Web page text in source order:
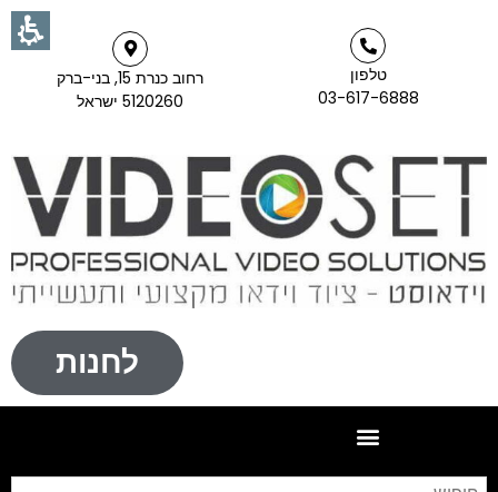
טלפון
03-617-6888
רחוב כנרת 15, בני-ברק
5120260 ישראל
לחנות